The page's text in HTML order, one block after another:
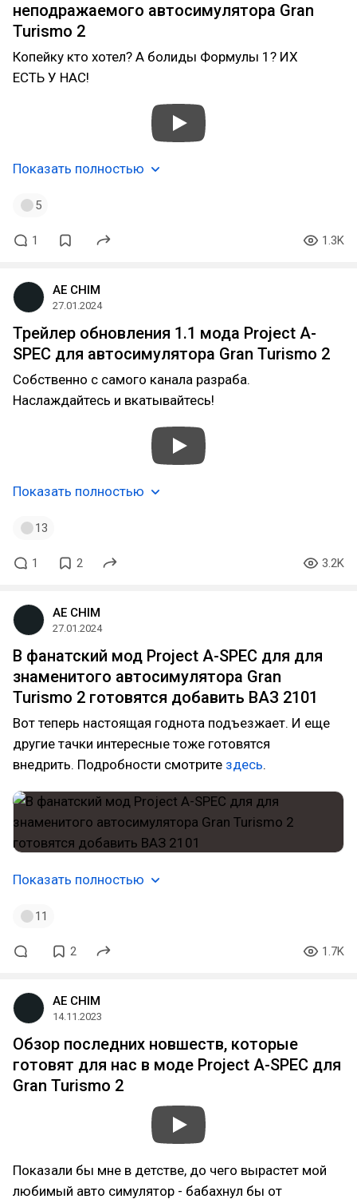
неподражаемого автосимулятора Gran
Turismo 2
Копейку кто хотел? А болиды Формулы 1? ИХ
ЕСТЬ У НАС!
Показать полностью
5
1 1.3K
AE CHIM
27.01.2024
Трейлер обновления 1.1 мода Project A-
SPEC для автосимулятора Gran Turismo 2
Собственно с самого канала разраба.
Наслаждайтесь и вкатывайтесь!
Показать полностью
13
1 2 3.2K
AE CHIM
27.01.2024
В фанатский мод Project A-SPEC для для
знаменитого автосимулятора Gran
Turismo 2 готовятся добавить ВАЗ 2101
Вот теперь настоящая годнота подъезжает. И еще
другие тачки интересные тоже готовятся
внедрить. Подробности смотрите здесь.
Показать полностью
11
2 1.7K
AE CHIM
14.11.2023
Обзор последних новшеств, которые
готовят для нас в моде Project A-SPEC для
Gran Turismo 2
Показали бы мне в детстве, до чего вырастет мой
любимый авто симулятор - бабахнул бы от